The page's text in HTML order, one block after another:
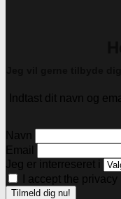
Indtast dit navn og
Navn
Email
Jeg er interreseret i
I accept the privacy